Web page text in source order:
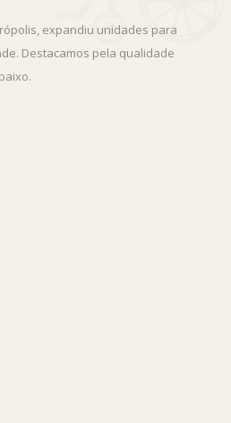
expandiu unidades para
Destacamos pela qualidade